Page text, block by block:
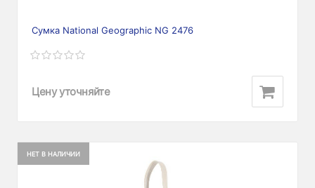
Сумка National Geographic NG 2476
Цену уточняйте
НЕТ В НАЛИЧИИ